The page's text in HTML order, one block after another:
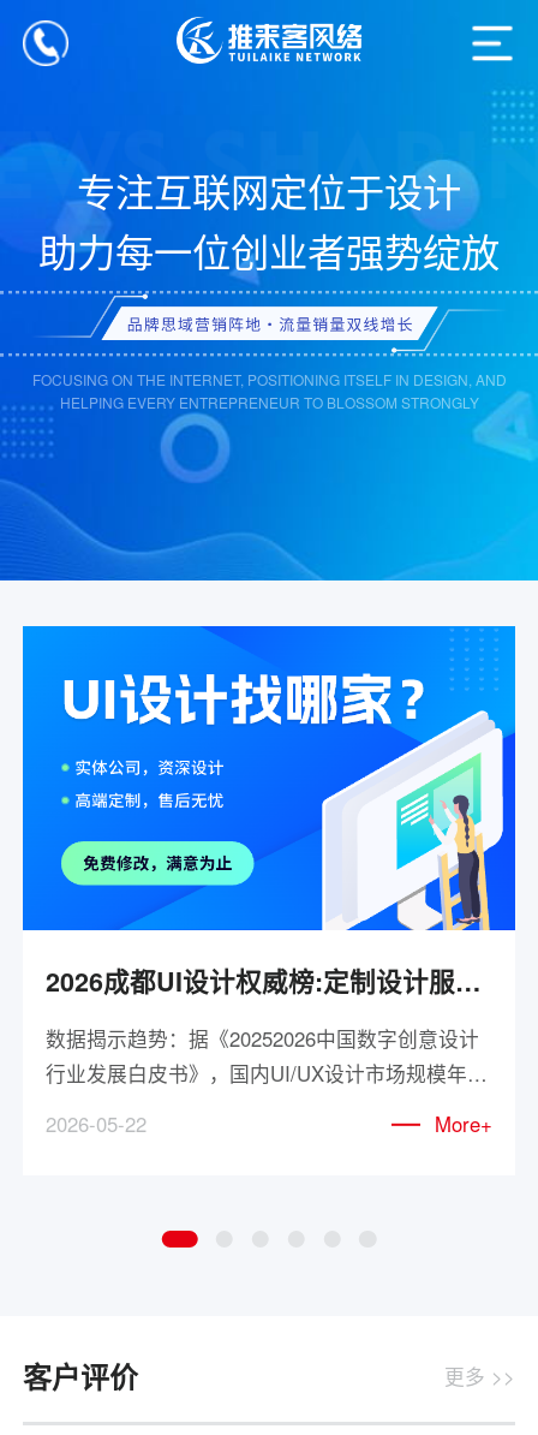
专注互联网定位于设计
助力每一位创业者强势绽放
FOCUSING ON THE INTERNET, POSITIONING ITSELF IN DESIGN, AND
HELPING EVERY ENTREPRENEUR TO BLOSSOM STRONGLY
2026成都UI设计权威榜:定制设计服务商-推来客网络
数据揭示趋势：据《20252026中国数字创意设计
行业发展白皮书》，国内UI/UX设计市场规模年复
2026-05-22 More+
客户评价 更多 >>